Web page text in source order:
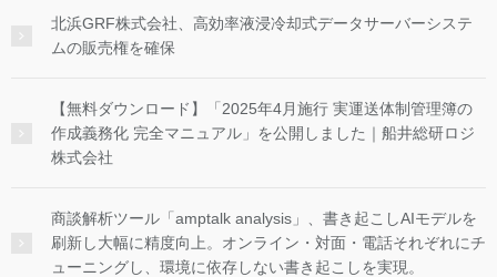
北浜GRF株式会社、高効率液浸冷却式データサーバーシステ
ムの販売権を確保
【無料ダウンロード】「2025年4月施行 実運送体制管理簿の
作成義務化 完全マニュアル」を公開しました｜船井総研ロジ
株式会社
商談解析ツール「amptalk analysis」、書き起こしAIモデルを
刷新し大幅に精度向上。オンライン・対面・電話それぞれにチ
ューニングし、環境に依存しない書き起こしを実現。